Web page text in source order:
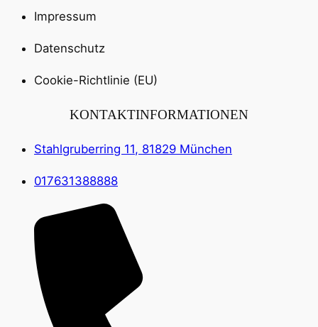
Impressum
Datenschutz
Cookie-Richtlinie (EU)
KONTAKTINFORMATIONEN
Stahlgruberring 11, 81829 München
017631388888